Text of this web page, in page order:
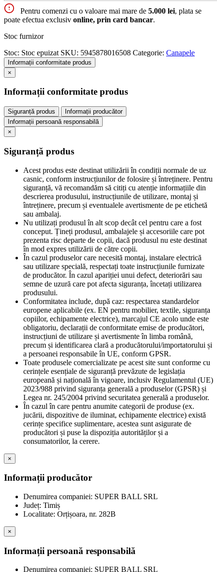
Pentru comenzi cu o valoare mai mare de 5.000 lei, plata se
poate efectua exclusiv online, prin card bancar.
Stoc furnizor
Stoc: Stoc epuizat SKU: 5945878016508 Categorie: Canapele
Informații conformitate produs
×
Informații conformitate produs
Siguranță produs
Informații producător
Informații persoană responsabilă
×
Siguranță produs
Acest produs este destinat utilizării în condiții normale de uz
casnic, conform instrucțiunilor de folosire și întreținere. Pentru
siguranță, vă recomandăm să citiți cu atenție informațiile din
descrierea produsului, instrucțiunile de utilizare, montaj și
întreținere, precum și eventualele avertismente de pe etichetă
sau ambalaj.
Nu utilizați produsul în alt scop decât cel pentru care a fost
conceput. Țineți produsul, ambalajele și accesoriile care pot
prezenta risc departe de copii, dacă produsul nu este destinat
în mod expres utilizării de către copii.
În cazul produselor care necesită montaj, instalare electrică
sau utilizare specială, respectați toate instrucțiunile furnizate
de producător. În cazul apariției unui defect, deteriorări sau
semne de uzură care pot afecta siguranța, încetați utilizarea
produsului.
Conformitatea include, după caz: respectarea standardelor
europene aplicabile (ex. EN pentru mobilier, textile, siguranța
copiilor, echipamente electrice), marcajul CE acolo unde este
obligatoriu, declarații de conformitate emise de producători,
instrucțiuni de utilizare și avertismente în limba română,
precum și identificarea clară a producătorului/importatorului și
a persoanei responsabile în UE, conform GPSR.
Toate produsele comercializate pe acest site sunt conforme cu
cerințele esențiale de siguranță prevăzute de legislația
europeană și națională în vigoare, inclusiv Regulamentul (UE)
2023/988 privind siguranța generală a produselor (GPSR) și
Legea nr. 245/2004 privind securitatea generală a produselor.
În cazul în care pentru anumite categorii de produse (ex.
jucării, dispozitive de iluminat, echipamente electrice) există
cerințe specifice suplimentare, acestea sunt asigurate de
producători și puse la dispoziția autorităților și a
consumatorilor, la cerere.
×
Informații producător
Denumirea companiei: SUPER BALL SRL
Județ: Timiș
Localitate: Orțișoara, nr. 282B
×
Informații persoană responsabilă
Denumirea companiei: SUPER BALL SRL